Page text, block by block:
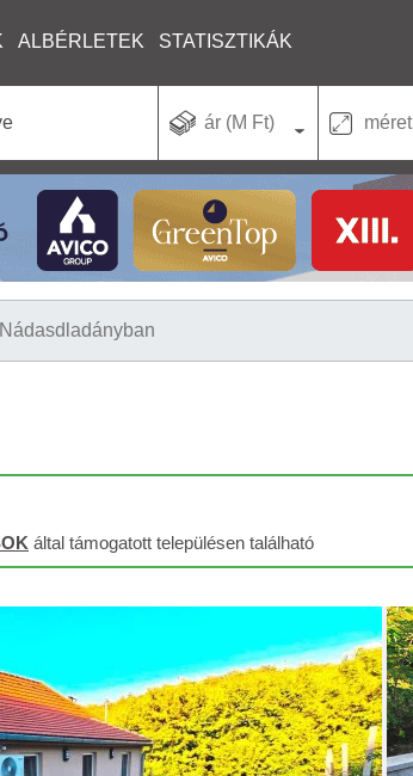
ALBÉRLETEK STATISZTIKÁK
ár (M Ft) méret
Nádasdladányban
által támogatott településen található